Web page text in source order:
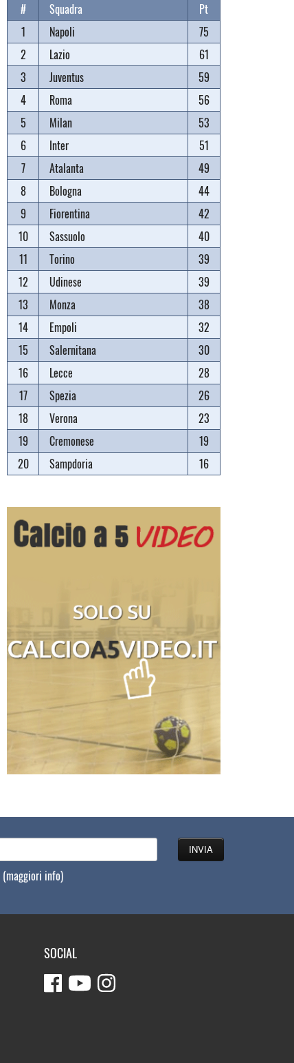
# Squadra
Pt
1
Napoli
75
2
Lazio
61
3
Juventus
59
4
Roma
56
5
Milan
53
6
Inter
51
7
Atalanta
49
8
Bologna
44
9
Fiorentina
42
10
Sassuolo
40
11
Torino
39
12
Udinese
39
13
Monza
38
14
Empoli
32
15
Salernitana
30
16
Lecce
28
17
Spezia
26
18
Verona
23
19
Cremonese
19
20
Sampdoria 16
(maggiori info)
SOCIAL